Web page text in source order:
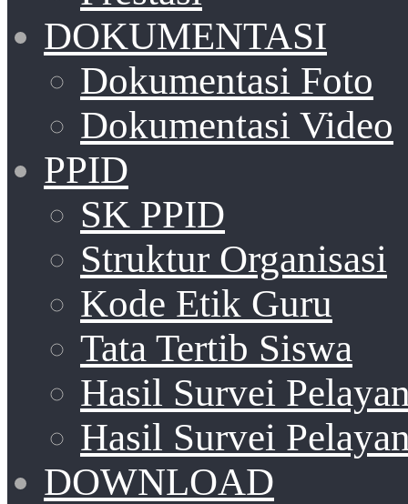
DOKUMENTASI
Dokumentasi Foto
Dokumentasi Video
PPID
SK PPID
Struktur Organisasi
Kode Etik Guru
Tata Tertib Siswa
Hasil Survei
Hasil Survei
DOWNLOAD